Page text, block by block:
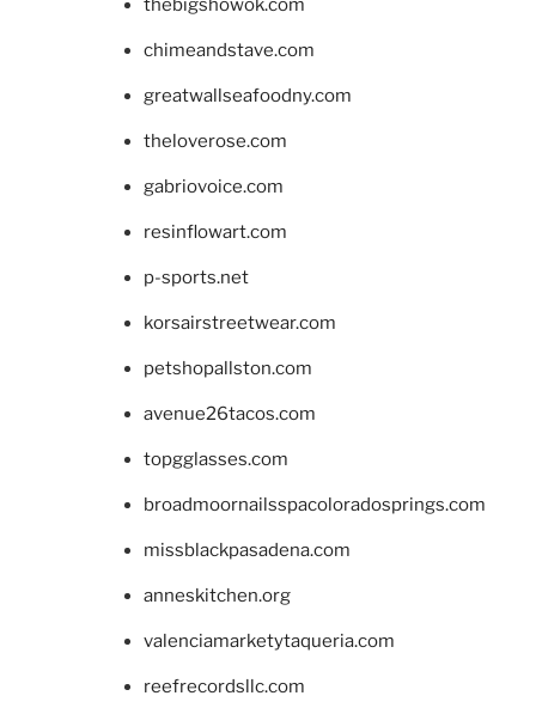
thebigshowok.com
chimeandstave.com
greatwallseafoodny.com
theloverose.com
gabriovoice.com
resinflowart.com
p-sports.net
korsairstreetwear.com
petshopallston.com
avenue26tacos.com
topgglasses.com
broadmoornailsspacoloradosprings.com
missblackpasadena.com
anneskitchen.org
valenciamarketytaqueria.com
reefrecordsllc.com